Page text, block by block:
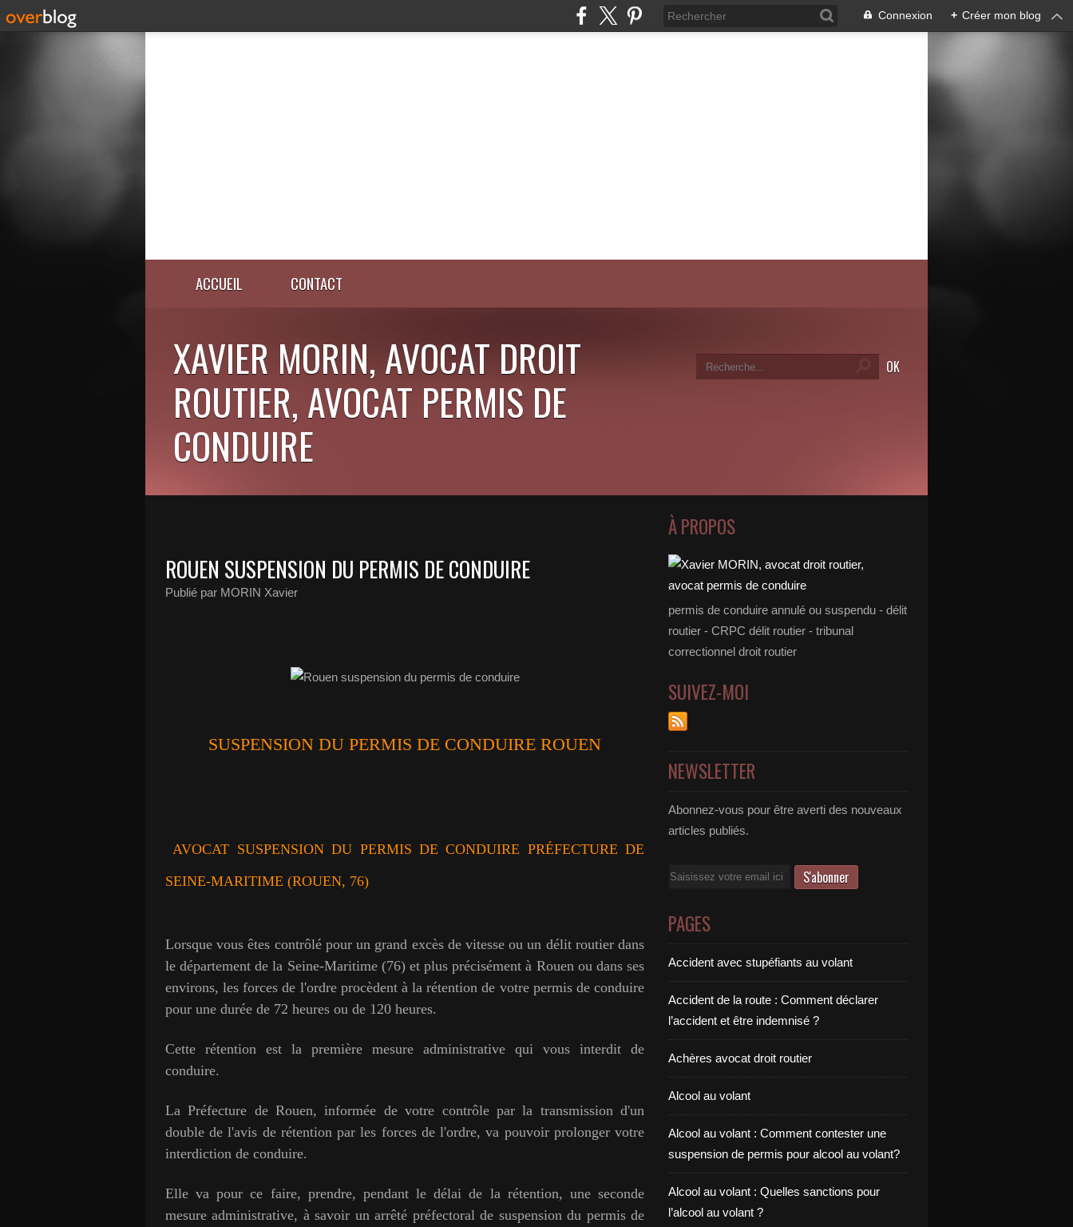
Connexion + Créer mon blog
ACCUEIL CONTACT
XAVIER MORIN, AVOCAT DROIT
ROUTIER, AVOCAT PERMIS DE
CONDUIRE
ROUEN SUSPENSION DU PERMIS DE CONDUIRE
Publié par MORIN Xavier
SUSPENSION DU PERMIS DE CONDUIRE ROUEN
AVOCAT SUSPENSION DU PERMIS DE CONDUIRE PRÉFECTURE DE
SEINE-MARITIME (ROUEN, 76)
Lorsque vous êtes contrôlé pour un grand excès de vitesse ou un délit routier dans
le département de la Seine-Maritime (76) et plus précisément à Rouen ou dans ses
environs, les forces de l'ordre procèdent à la rétention de votre permis de conduire
pour une durée de 72 heures ou de 120 heures.
Cette rétention est la première mesure administrative qui vous interdit de
conduire.
La Préfecture de Rouen, informée de votre contrôle par la transmission d'un
double de l'avis de rétention par les forces de l'ordre, va pouvoir prolonger votre
interdiction de conduire.
Elle va pour ce faire, prendre, pendant le délai de la rétention, une seconde
mesure administrative, à savoir un arrêté préfectoral de suspension du permis de
À PROPOS
permis de conduire annulé ou suspendu - délit
routier - CRPC délit routier - tribunal
correctionnel droit routier
SUIVEZ-MOI
NEWSLETTER
Abonnez-vous pour être averti des nouveaux
articles publiés.
Email
PAGES
Accident avec stupéfiants au volant
Accident de la route : Comment déclarer
l’accident et être indemnisé ?
Achères avocat droit routier
Alcool au volant
Alcool au volant : Comment contester une
suspension de permis pour alcool au volant?
Alcool au volant : Quelles sanctions pour
l’alcool au volant ?